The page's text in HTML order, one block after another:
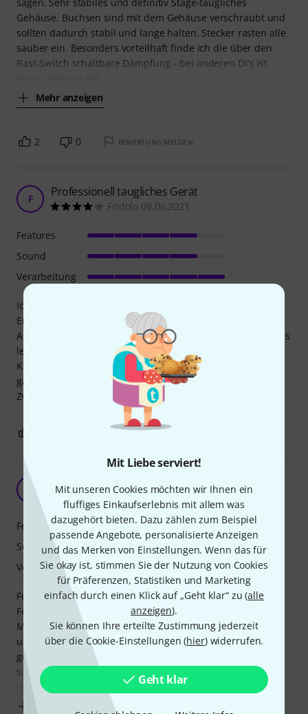
Mit Liebe serviert!
Mit unseren Cookies möchten wir Ihnen ein
fluffiges Einkaufserlebnis mit allem was
dazugehört bieten. Dazu zählen zum Beispiel
passende Angebote, personalisierte Anzeigen
und das Merken von Einstellungen. Wenn das für
Sie okay ist, stimmen Sie der Nutzung von Cookies
für Präferenzen, Statistiken und Marketing
einfach durch einen Klick auf „Geht klar“ zu (alle
anzeigen).
Sie können Ihre erteilte Zustimmung jederzeit
über die Cookie-Einstellungen (hier) widerrufen.
Geht klar
Gehäuse. Buchsen sind mit dem Gehäuse verschraubt und
sollten dadurch stabil und lange halten. Stecker rasten alle
sauber ein. Besonders vorteilhaft finde ich die über den
Rast-Switch schaltbare Dämpfung - bei anderen DI's ist
Mehr anzeigen
2 0 BEWERTUNG MELDEN
F Professionell taugliches Gerät
Fridolo 09.06.2021
Ich denke nicht, dass man hiermit bei normalen
Erwartungen etwas falsch machen kann. Da meine
Ausgangsquelle nicht high-end ist, kann ich nichts über das
letzte Quäntchen Qualität sagen. Aber robust ist das
Kästchen, und seine Aufgabe erfüllt es (anders als manche
ganz billige Exemplare der Gattung) zuverlässig. Für Live-
Zwecke auf jeden Fall geeignet.
Features
Sound
Verarbeitung
BEWERTUNG MELDEN
Robust, gutes Featureset, Messwerte okay
Jan599 19.03.2025
Für den Preis robust genug verarbeitet, alle wichtige
Features sind dran. Habe zuerst mit der falschen
Messmethode gearbeitet, wollte schon zurückschicken -
und dann den entscheidenden Knopf im Messprogramm
gesehen. Wenn man's richtig macht kommt ein relativ
sauberes Ergebnis raus: -0,5dB Abweichung von 60-20kHz
ohne Pad, mit -20dB/-40dB Pad setz ein minimaler
Features
Sound
Verarbeitung